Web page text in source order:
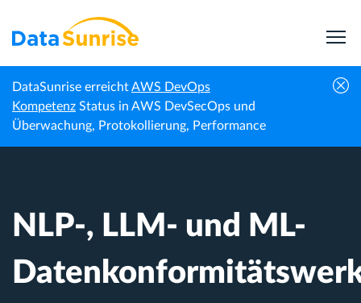
DataSunrise erreichtAWS DevOps
Kompetenz Status in AWS DevSecOps und
Überwachung, Protokollierung, Performance
Startseite Wissenszentrum
NLP-, LLM- und ML-
Datenkonformitätswerkzeuge für SAP
HANA
NLP-, LLM- und ML-